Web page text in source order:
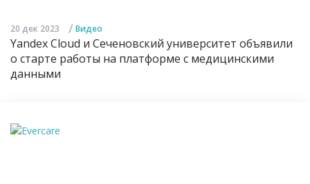
20 дек 2023 / Видео
Yandex Cloud и Сеченовский университет объявили
о старте работы на платформе с медицинскими
данными